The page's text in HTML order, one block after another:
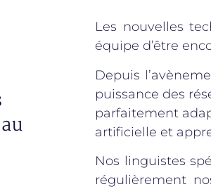
Les nouvelles
équipe d’être
Depuis
puissance des
parfaitement
artificielle et
Nos linguistes
régulièrement